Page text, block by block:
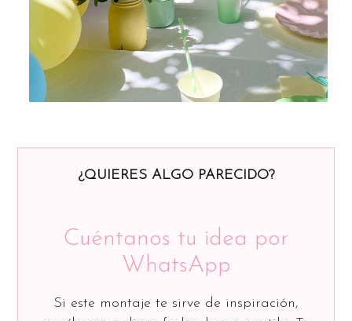
¿QUIERES ALGO PARECIDO?
Cuéntanos tu idea por
WhatsApp
Si este montaje te sirve de inspiración,